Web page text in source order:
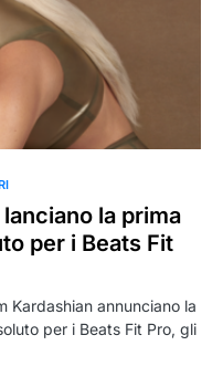
la prima
per i Beats Fit
Kardashian annunciano la
per i Beats Fit Pro, gli